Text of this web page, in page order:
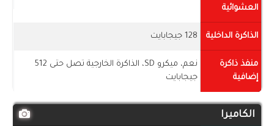
العشوائية
الذاكرة الداخلية 128 جيجابايت
منفذ ذاكرة
إضافية
نعم، ميكرو SD، الذاكرة الخارجية تصل حتى 512
جيجابايت
الكاميرا